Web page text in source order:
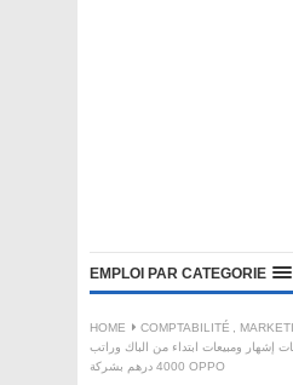
EMPLOI PAR CATEGORIE
HOME COMPTABILITÉ ,
إشهار ومبيعات ابتداء من الباك وراتب
4000 درهم بشركة OPPO